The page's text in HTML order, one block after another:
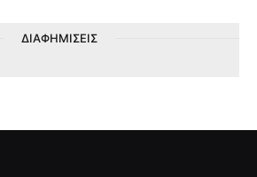
ΔΙΑΦΗΜΙΣΕΙΣ